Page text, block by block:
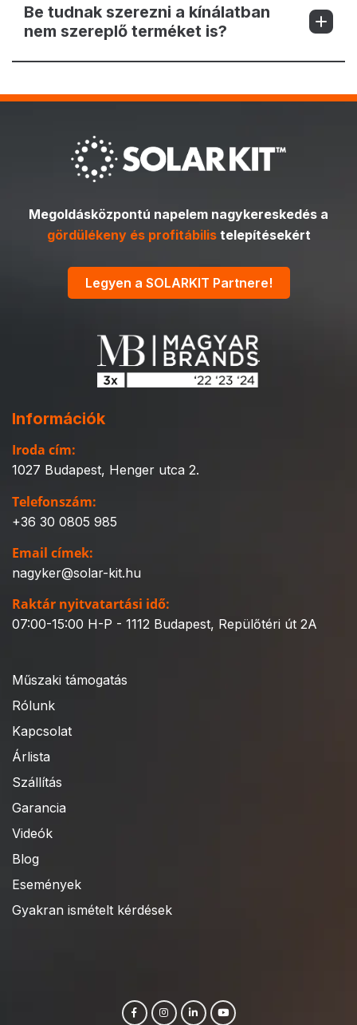
Be tudnak szerezni a kínálatban
nem szereplő terméket is?
Megoldásközpontú napelem nagykereskedés a
gördülékeny és profitábilistelepítésekért
Legyen a SOLARKIT Partnere!
Információk
Iroda cím:
1027 Budapest, Henger utca 2.
Telefonszám:
+36 30 0805 985
Email címek:
nagyker@solar-kit.hu
Raktár nyitvatartási idő:
07:00-15:00 H-P - 1112 Budapest, Repülőtéri út 2A
Műszaki támogatás
Rólunk
Kapcsolat
Árlista
Szállítás
Garancia
Videók
Blog
Események
Gyakran ismételt kérdések